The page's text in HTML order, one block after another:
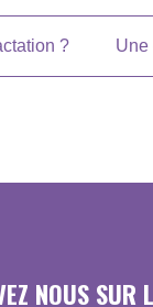
? Une
NOUS SUR